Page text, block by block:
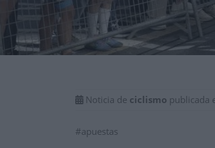
Noticia de ciclismo publicada
#apuestas